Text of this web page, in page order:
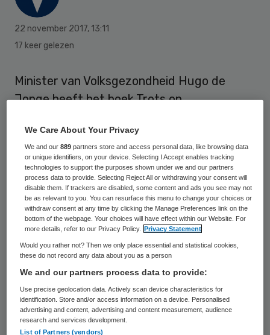
22 november 2017, 13:11
17 keer gelezen
Minister van Volksgezondheid Hugo de
Jonge heeft het boek Trots op
een ‘witboek’ met 150 positieve verhalen
van verzorgers en familieleden, op initiatief
van het Nationaal Ouderenfonds, Hugo
Borst en Carin Gaemers.
Dit meldt de NOS op 22 november. Borst en
Gaemers schreven vorig jaar hetmanifest
Scherp op Ouderenzorgover wat er
allemaal fout ging. Daarna kwam er 2
miljard euro beschikbaar voor
verpleeghuiszorg. De auteurs willen nu
voorbeelden geven van goede zorg aan
We Care About Your Privacy
We and our889 partners store and access personal data, like browsing data
or unique identifiers, on your device. Selecting I Accept enables tracking
technologies to support the purposes shown under we and our partners
process data to provide. Selecting Reject All or withdrawing your consent will
disable them. If trackers are disabled, some content and ads you see may not
be as relevant to you. You can resurface this menu to change your choices or
withdraw consent at any time by clicking the Manage Preferences link on the
bottom of the webpage. Your choices will have effect within our Website. For
more details, refer to our Privacy Policy.
Privacy Statement
Would you rather not? Then we only place essential and statistical cookies,
these do not record any data about you as a person
We and our partners process data to provide:
Use precise geolocation data. Actively scan device characteristics for
identification. Store and/or access information on a device. Personalised
advertising and content, advertising and content measurement, audience
research and services development.
List of Partners (vendors)